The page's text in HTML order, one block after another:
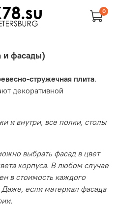
0
и фасады)
стружечная плита.
декоративной
и внутри, все полки, столы
выбрать фасад в цвет
корпуса. В любом случае
в стоимость каждого
если материал фасада